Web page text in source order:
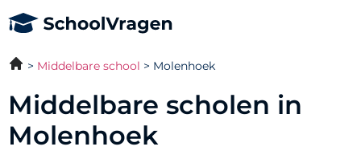
Middelbare school Molenhoek
Middelbare scholen in
Molenhoek